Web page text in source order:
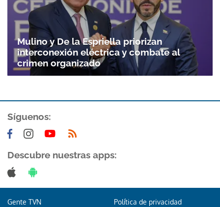
Gracias por suscribirte a nuestro boletín.
Mulino y De la Espriella priorizan
interconexión eléctrica y combate al
crimen organizado
Síguenos:
Descubre nuestras apps:
Gente TVN Política de privacidad